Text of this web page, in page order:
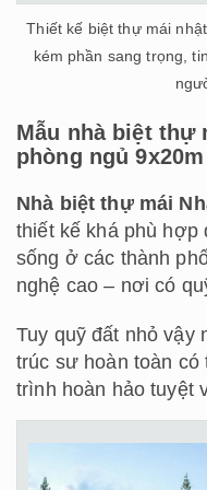
Thiết kế biệt thự mái
kém phần sang trọng,
Mẫu nhà biệt thự
phòng ngủ
Nhà biệt thự mái
thiết kế khá phù hợp
sống ở các thành
nghệ cao – nơi có
Tuy quỹ đất nhỏ vậy
trúc sư hoàn toàn có
trình hoàn hảo tuyệt